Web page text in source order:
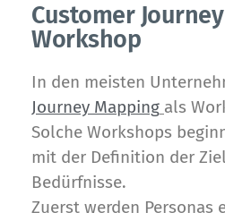
Customer
Workshop
In den meisten
Journey Mapping als
Solche Workshops
mit der Definition der
Bedürfnisse.
Zuerst werden Personas